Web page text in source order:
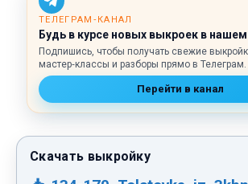
ТЕЛЕГРАМ‑КАНАЛ
Будь в курсе новых выкроек в
Подпишись, чтобы получать свежие
мастер‑классы и разборы прямо в Телеграм.
Перейти в канал